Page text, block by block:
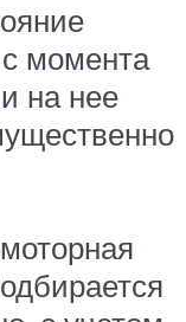
момента
на нее